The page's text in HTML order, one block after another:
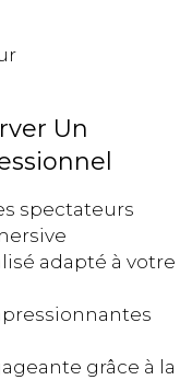
Un
spectateurs
adapté à votre
grâce à la